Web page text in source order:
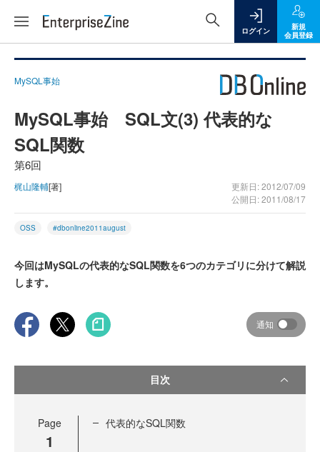
ログイン
新規
会員登録
MySQL事始
MySQL事始 SQL文(3) 代表的な
SQL関数
第6回
梶山隆輔[著]
更新日: 2012/07/09
公開日: 2011/08/17
OSS #dbonline2011august
今回はMySQLの代表的なSQL関数を6つのカテゴリに分けて解説
します。
通知
目次
Page
1
代表的なSQL関数